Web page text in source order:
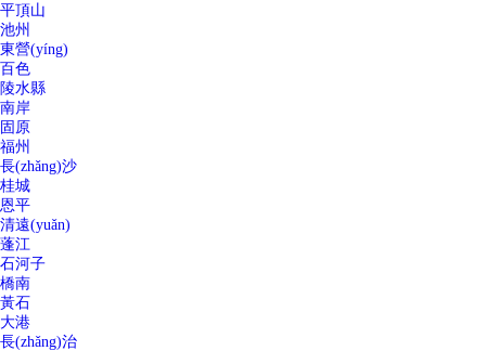
平頂山
池州
東營(yíng)
百色
陵水縣
南岸
固原
福州
長(zhǎng)沙
桂城
恩平
清遠(yuǎn)
蓬江
石河子
橋南
黃石
大港
長(zhǎng)治